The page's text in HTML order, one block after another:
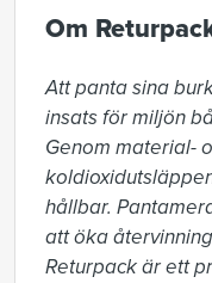
Om
Att panta sina
insats för miljön
Genom material-
hållbar.
att öka
Returpack är ett